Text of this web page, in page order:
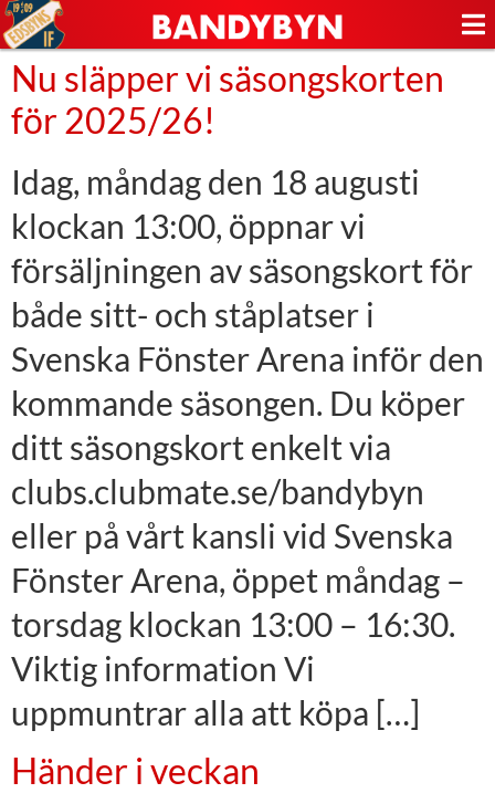
Nu släpper vi säsongskorten
för 2025/26!
Idag, måndag den 18 augusti
klockan 13:00, öppnar vi
försäljningen av säsongskort för
både sitt- och ståplatser i
Svenska Fönster Arena inför den
kommande säsongen. Du köper
ditt säsongskort enkelt via
clubs.clubmate.se/bandybyn
eller på vårt kansli vid Svenska
Fönster Arena, öppet måndag –
torsdag klockan 13:00 – 16:30.
Viktig information Vi
uppmuntrar alla att köpa […]
Händer i veckan